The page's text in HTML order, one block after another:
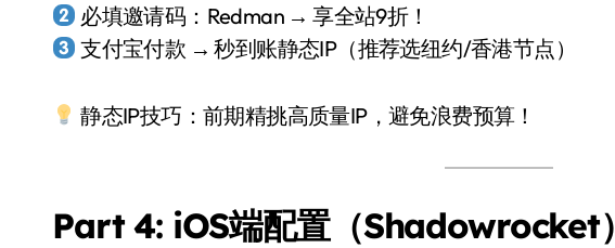
必填邀请码：Redman → 享全站9折！
支付宝付款 → 秒到账静态IP（推荐选纽约/香港节点）
静态IP技巧：前期精挑高质量IP，避免浪费预算！
Part 4: iOS端配置（Shadowrocket）